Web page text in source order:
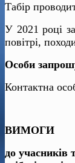
Табір
У 2021 році
повітрі,
Особи
Контактна
ВИМОГИ
до учасників